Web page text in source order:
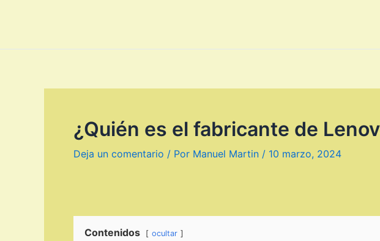
¿Quién es el fabricante de
Deja un comentario / Por Manuel Martin / 10 marzo, 2024
Contenidos ocultar